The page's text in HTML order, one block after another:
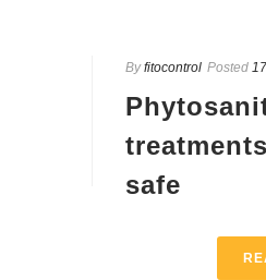
By fitocontrol Posted
safe